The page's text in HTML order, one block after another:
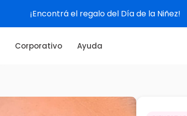
¡Encontrá el regalo del Día de la Niñez!
Corporativo Ayuda